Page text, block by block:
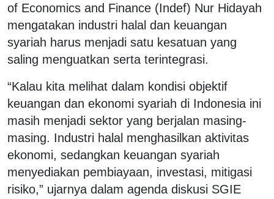
of Economics and Finance (Indef) Nur Hidayah
mengatakan industri halal dan keuangan
syariah harus menjadi satu kesatuan yang
saling menguatkan serta terintegrasi.
“Kalau kita melihat dalam kondisi objektif
keuangan dan ekonomi syariah di Indonesia ini
masih menjadi sektor yang berjalan masing-
masing. Industri halal menghasilkan aktivitas
ekonomi, sedangkan keuangan syariah
menyediakan pembiayaan, investasi, mitigasi
risiko,” ujarnya dalam agenda diskusi SGIE